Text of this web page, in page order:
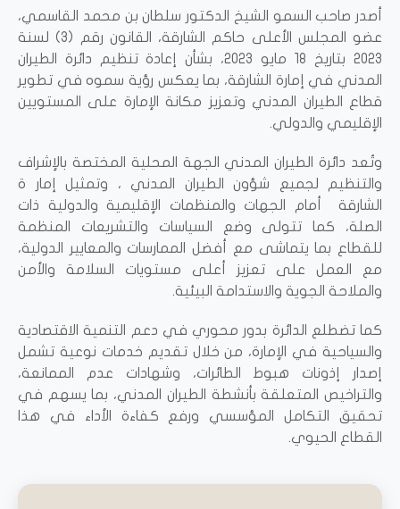
أصدر صاحب السمو الشيخ الدكتور سلطان بن محمد القاسمي،
عضو المجلس الأعلى حاكم الشارقة، القانون رقم (3) لسنة
2023 بتاريخ 18 مايو 2023، بشأن إعادة تنظيم دائرة الطيران
المدني في إمارة الشارقة، بما يعكس رؤية سموه في تطوير
قطاع الطيران المدني وتعزيز مكانة الإمارة على المستويين
الإقليمي والدولي.
وتُعد دائرة الطيران المدني الجهة المحلية المختصة بالإشراف
والتنظيم لجميع شؤون الطيران المدني ، وتمثيل
إمار ة
الشارقة
أمام الجهات والمنظمات الإقليمية والدولية ذات
الصلة، كما تتولى وضع السياسات والتشريعات المنظمة
للقطاع بما يتماشى مع أفضل الممارسات والمعايير الدولية،
مع العمل على تعزيز أعلى مستويات السلامة والأمن
والملاحة الجوية والاستدامة البيئية.
كما تضطلع الدائرة بدور محوري في دعم التنمية الاقتصادية
والسياحية في الإمارة، من خلال تقديم خدمات نوعية تشمل
إصدار إذونات هبوط الطائرات، وشهادات عدم الممانعة،
والتراخيص المتعلقة بأنشطة الطيران المدني، بما يسهم في
تحقيق التكامل المؤسسي ورفع كفاءة الأداء في هذا
القطاع الحيوي.